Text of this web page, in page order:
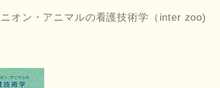
オン・アニマルの看護技術学（inter zoo)